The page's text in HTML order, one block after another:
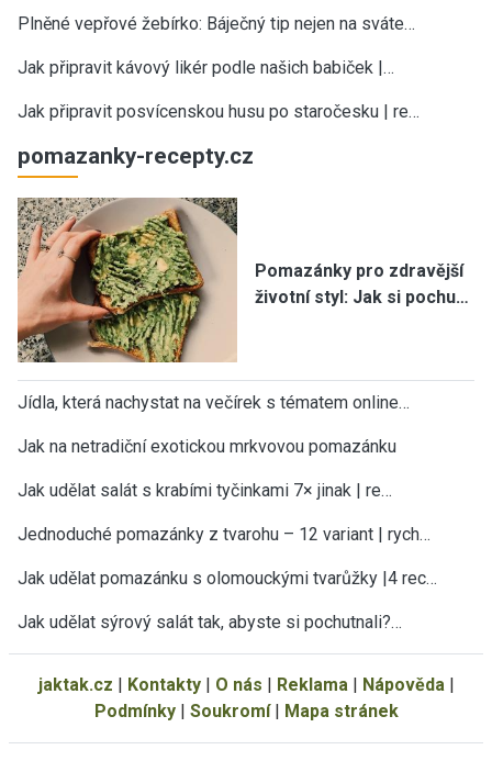
Plněné vepřové žebírko: Báječný tip nejen na sváte…
Jak připravit kávový likér podle našich babiček |…
Jak připravit posvícenskou husu po staročesku | re…
pomazanky-recepty.cz
Pomazánky pro zdravější
životní styl: Jak si pochu…
Jídla, která nachystat na večírek s tématem online…
Jak na netradiční exotickou mrkvovou pomazánku
Jak udělat salát s krabími tyčinkami 7× jinak | re…
Jednoduché pomazánky z tvarohu – 12 variant | rych…
Jak udělat pomazánku s olomouckými tvarůžky |4 rec…
Jak udělat sýrový salát tak, abyste si pochutnali?…
jaktak.cz | Kontakty| O nás | Reklama | Nápověda |
Podmínky| Soukromí| Mapa stránek